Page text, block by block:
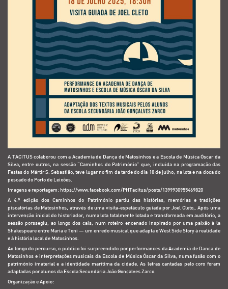
A TACITUS colaborou com a Academia de Dança de Matosinhos e a Escola de Música Óscar da
Silva, entre outros, na sessão “Caminhos do Património” que, incluída na programação das
Festas do Mártir S. Sebastião, teve lugar no fim da tarde do dia 18 de julho, na lota e na doca do
pescado do Porto de Leixões.
Imagens e reportagem: https://www.facebook.com/PHTacitus/posts/1399930955469820
A 4.ª edição dos Caminhos do Património partiu das histórias, memórias e tradições
piscatórias de Matosinhos, através de uma visita-espetáculo guiada por Joel Cleto,. Após uma
intervenção inicial do historiador, numa lota totalmente lotada e transformada em auditório, a
sessão porssegiu, ao longo dos cais, num roteiro encenado inspirado por uma paixão à la
Shakespeare entre Maria e Toni — um enredo musical que adapta o West Side Story à realidade
e à história local de Matosinhos.
Ao longo do percurso, o público foi surpreendido por performances da Academia de Dança de
Matosinhos e interpretações musicais da Escola de Música Óscar da Silva, numa fusão com o
património imaterial e a identidade marítima da cidade. As letras cantadas pelo coro foram
adaptadas por alunos da Escola Secundária João Gonçalves Zarco.
Organização e Apoio: